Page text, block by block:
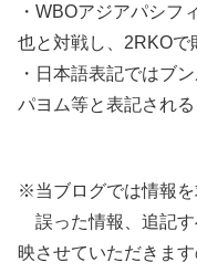
・WBOアジアパシフ
也と対戦し、2RKOで
・日本語表記ではブ
パヨム等と表記される
※当ブログでは情報を
誤った情報、追記す
映させていただきま